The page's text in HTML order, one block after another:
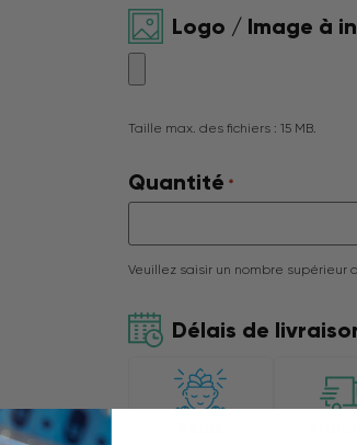
Logo / Image à
Taille max. des fichiers : 15 MB.
Quantité *
Veuillez saisir un nombre supérieur
Délais de